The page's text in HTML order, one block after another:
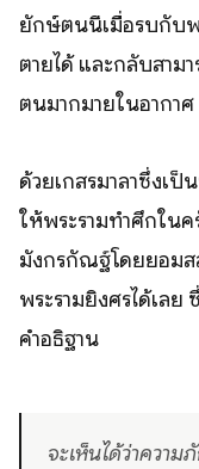
ยักษ์ตนนี้เมื่อรบกับพ
ตายได้ และกลับสาม
ตนมากมายในอากา
ด้วยเกสรมาลาซึ่งเ
ให้พระรามทำศึกในค
มังกรกัณฐ์โดยยอมส
พระรามยิงศรได้เล
คำอธิฐาน
จะเห็นได้ว่าควา